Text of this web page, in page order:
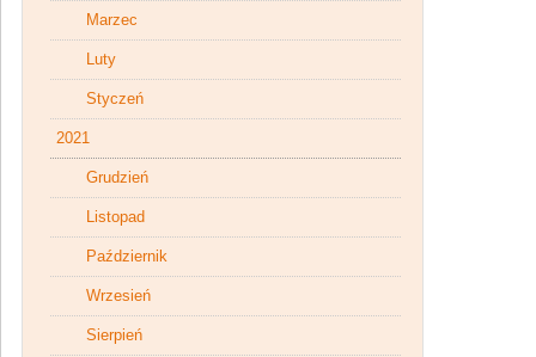
Marzec
Luty
Styczeń
2021
Grudzień
Listopad
Październik
Wrzesień
Sierpień